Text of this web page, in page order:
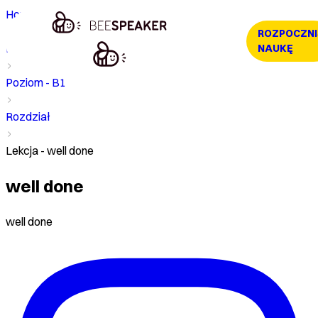
NAUKĘ
Home
Kurs
Poziom - B1
Rozdział
Lekcja - well done
well done
well done